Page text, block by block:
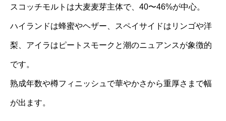
スコッチモルトは大麦麦芽主体で、40〜46%が中心。
ハイランドは蜂蜜やヘザー、スペイサイドはリンゴや洋
梨、アイラはピートスモークと潮のニュアンスが象徴的
です。
熟成年数や樽フィニッシュで華やかさから重厚さまで幅
が出ます。